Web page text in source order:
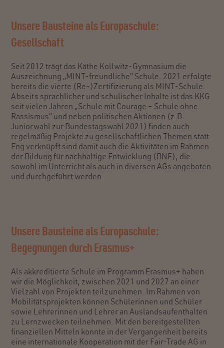
Unsere Bausteine als Europaschule:
Gesellschaft
Seit 2012 trägt das Käthe Kollwitz-Gymnasium die
Auszeichnung „MINT-freundliche“ Schule. 2021 erfolgte
bereits die vierte (Re-)Zertifizierung als MINT-Schule.
Abseits sprachlicher und schulischer Inhalte ist das KKG
seit vielen Jahren „Schule mit Courage – Schule ohne
Rassismus“ und neben politischen Aktionen (z.B.
Juniorwahl zur Bundestagswahl 2021) finden auch
regelmäßig Projekte zu gesellschaftlichen Themen statt.
Eng verknüpft sind damit auch die Aktivitäten im Rahmen
der Bildung für nachhaltige Entwicklung (BNE), die
sowohl im Unterricht als auch in diversen AGs angeboten
und durchgeführt werden.
Unsere Bausteine als Europaschule:
Begegnungen durch Erasmus+
Als akkreditierte Schule im Programm Erasmus+ haben
wir die Möglichkeit, zwischen 2021 und 2027 an einer
Vielzahl von Projekten teilzunehmen. Im Rahmen von
Mobilitätsprojekten können Schülerinnen und Schüler
sowie Lehrerinnen und Lehrer an Auslandsaufenthalten
zu Lernzwecken teilnehmen. Mit den bereitgestellten
finanziellen Mitteln konnte in der Vergangenheit bereits
eine internationale Kooperation mit der Fair-Trade AG in